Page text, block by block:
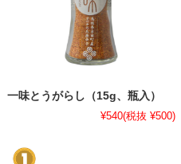
一味とうがらし（15g、瓶入）
¥540(税抜 ¥500)